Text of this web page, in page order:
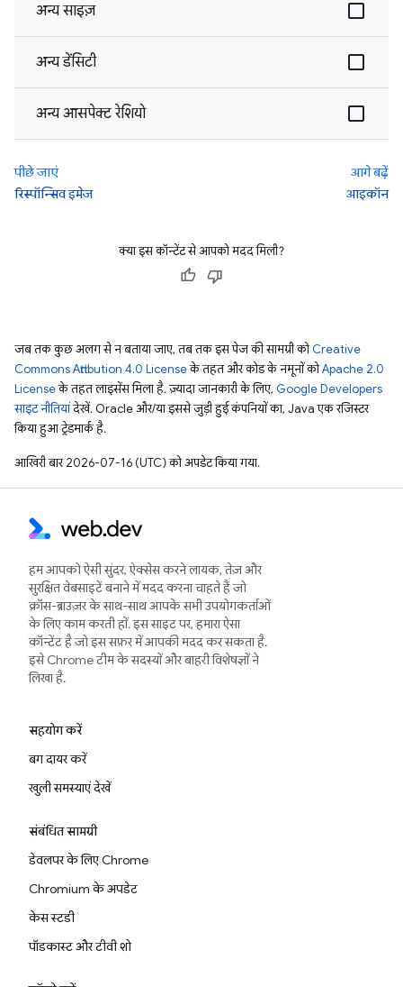
अन्य साइज़
अन्य डेंसिटी
अन्य आसपेक्ट रेशियो
पीछे जाएं
रिस्पॉन्सिव इमेज
आगे बढ़ें
आइकॉन
क्या इस कॉन्टेंट से आपको मदद मिली?
जब तक कुछ अलग से न बताया जाए, तब तक इस पेज की सामग्री कोCreative
Commons Attribution 4.0 Licenseके तहत और कोड के नमूनों कोApache 2.0
Licenseके तहत लाइसेंस मिला है. ज़्यादा जानकारी के लिए, Google Developers
साइट नीतियांदेखें. Oracle और/या इससे जुड़ी हुई कंपनियों का, Java एक रजिस्टर
किया हुआ ट्रेडमार्क है.
आखिरी बार 2026-07-16 (UTC) को अपडेट किया गया.
हम आपको ऐसी सुंदर, ऐक्सेस करने लायक, तेज़ और
सुरक्षित वेबसाइटें बनाने में मदद करना चाहते हैं जो
क्रॉस-ब्राउज़र के साथ-साथ आपके सभी उपयोगकर्ताओं
के लिए काम करती हों. इस साइट पर, हमारा ऐसा
कॉन्टेंट है जो इस सफ़र में आपकी मदद कर सकता है.
इसे Chrome टीम के सदस्यों और बाहरी विशेषज्ञों ने
लिखा है.
सहयोग करें
बग दायर करें
खुली समस्याएं देखें
संबंधित सामग्री
डेवलपर के लिए Chrome
Chromium के अपडेट
केस स्टडी
पॉडकास्ट और टीवी शो